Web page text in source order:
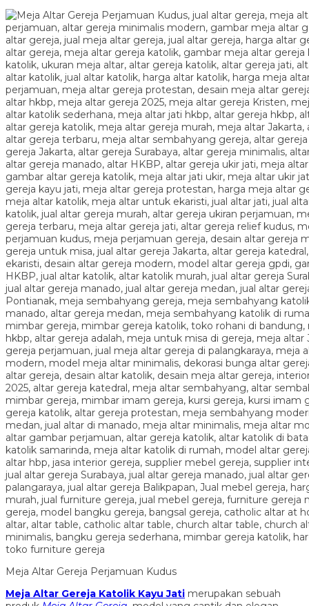
Meja Altar Gereja Perjamuan Kudus
Meja Altar Gereja Katolik Kayu Jati merupakan sebuah